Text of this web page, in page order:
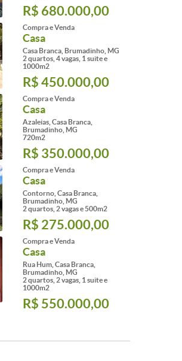
R$ 680.000,00
Compra e Venda
Casa
Casa Branca, Brumadinho, MG
2 quartos, 4 vagas, 1 suite e
1000m2
R$ 450.000,00
Compra e Venda
Casa
Azaleias, Casa Branca,
Brumadinho, MG
720m2
R$ 350.000,00
Compra e Venda
Casa
Contorno, Casa Branca,
Brumadinho, MG
2 quartos, 2 vagas e 500m2
R$ 275.000,00
Compra e Venda
Casa
Rua Hum, Casa Branca,
Brumadinho, MG
2 quartos, 2 vagas, 1 suite e
1000m2
R$ 550.000,00